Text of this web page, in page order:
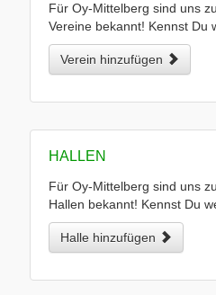
Für Oy-Mittelberg sind uns
Vereine bekannt! Kennst Du
Verein hinzufügen
HALLEN
Für Oy-Mittelberg sind uns
Hallen bekannt! Kennst Du
Halle hinzufügen